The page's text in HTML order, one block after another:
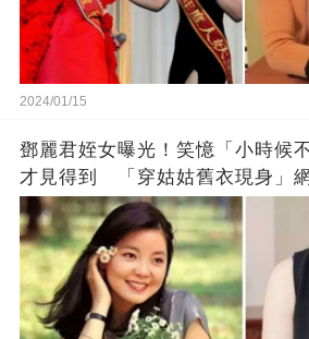
2024/01/15
鄧麗君姪女曝光！笑憶「小時候
才見得到 「穿姑姑舊衣現身」
錯!